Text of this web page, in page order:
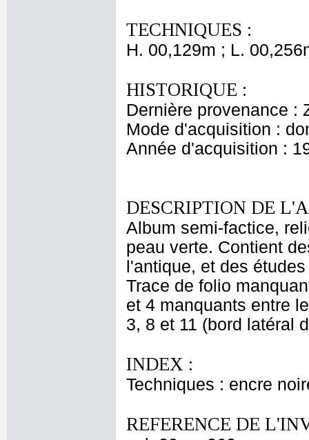
TECHNIQUES :
H. 00,129m ; L.
HISTORIQUE :
Dernière provenance :
Mode d'acquisition :
Année d'acquisition :
DESCRIPTION DE
Album semi-factice,
peau verte. Contient
l'antique, et des
Trace de folio
et 4 manquants entre
3, 8 et 11 (bord latéral
INDEX :
Techniques : encre
REFERENCE DE